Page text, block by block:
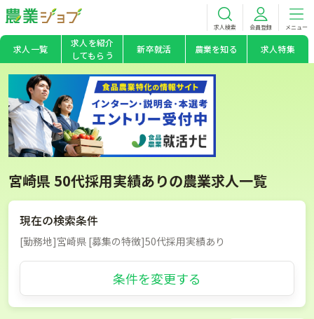
求人検索 会員登録 メニュー
求人一覧
求人を紹介
してもらう
新卒就活 農業を知る 求人特集
宮崎県 50代採用実績ありの農業求人一覧
現在の検索条件
[勤務地]宮崎県 [募集の特徴]50代採用実績あり
条件を変更する